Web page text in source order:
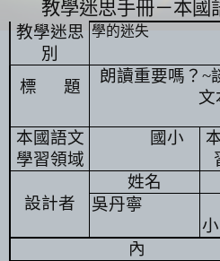
教學迷思手冊－本國
教學迷思
別
學的迷失
標 題
朗讀重要嗎？ ~
文
本國語文
學習領域
國小
設計者
姓名
吳丹寧
小
內